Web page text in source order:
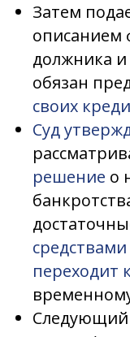
Затем
описанием
должника
обязан
своих
Суд
решение о
переходит